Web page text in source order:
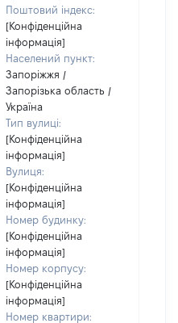
Поштовий індекс:
[Конфіденційна
інформація]
Населений пункт:
Запоріжжя /
Запорізька область /
Україна
Тип вулиці:
[Конфіденційна
інформація]
Вулиця:
[Конфіденційна
інформація]
Номер будинку:
[Конфіденційна
інформація]
Номер корпусу:
[Конфіденційна
інформація]
Номер квартири: